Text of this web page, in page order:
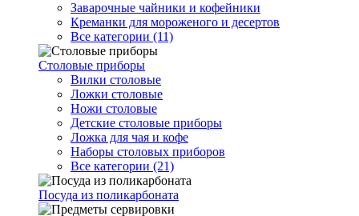
Заварочные чайники и кофейники
Креманки для мороженого и десертов
Все категории (11)
Столовые приборы
Вилки столовые
Ложки столовые
Ножи столовые
Детские столовые приборы
Ложка для чая и кофе
Наборы столовых приборов
Все категории (21)
Посуда из поликарбоната